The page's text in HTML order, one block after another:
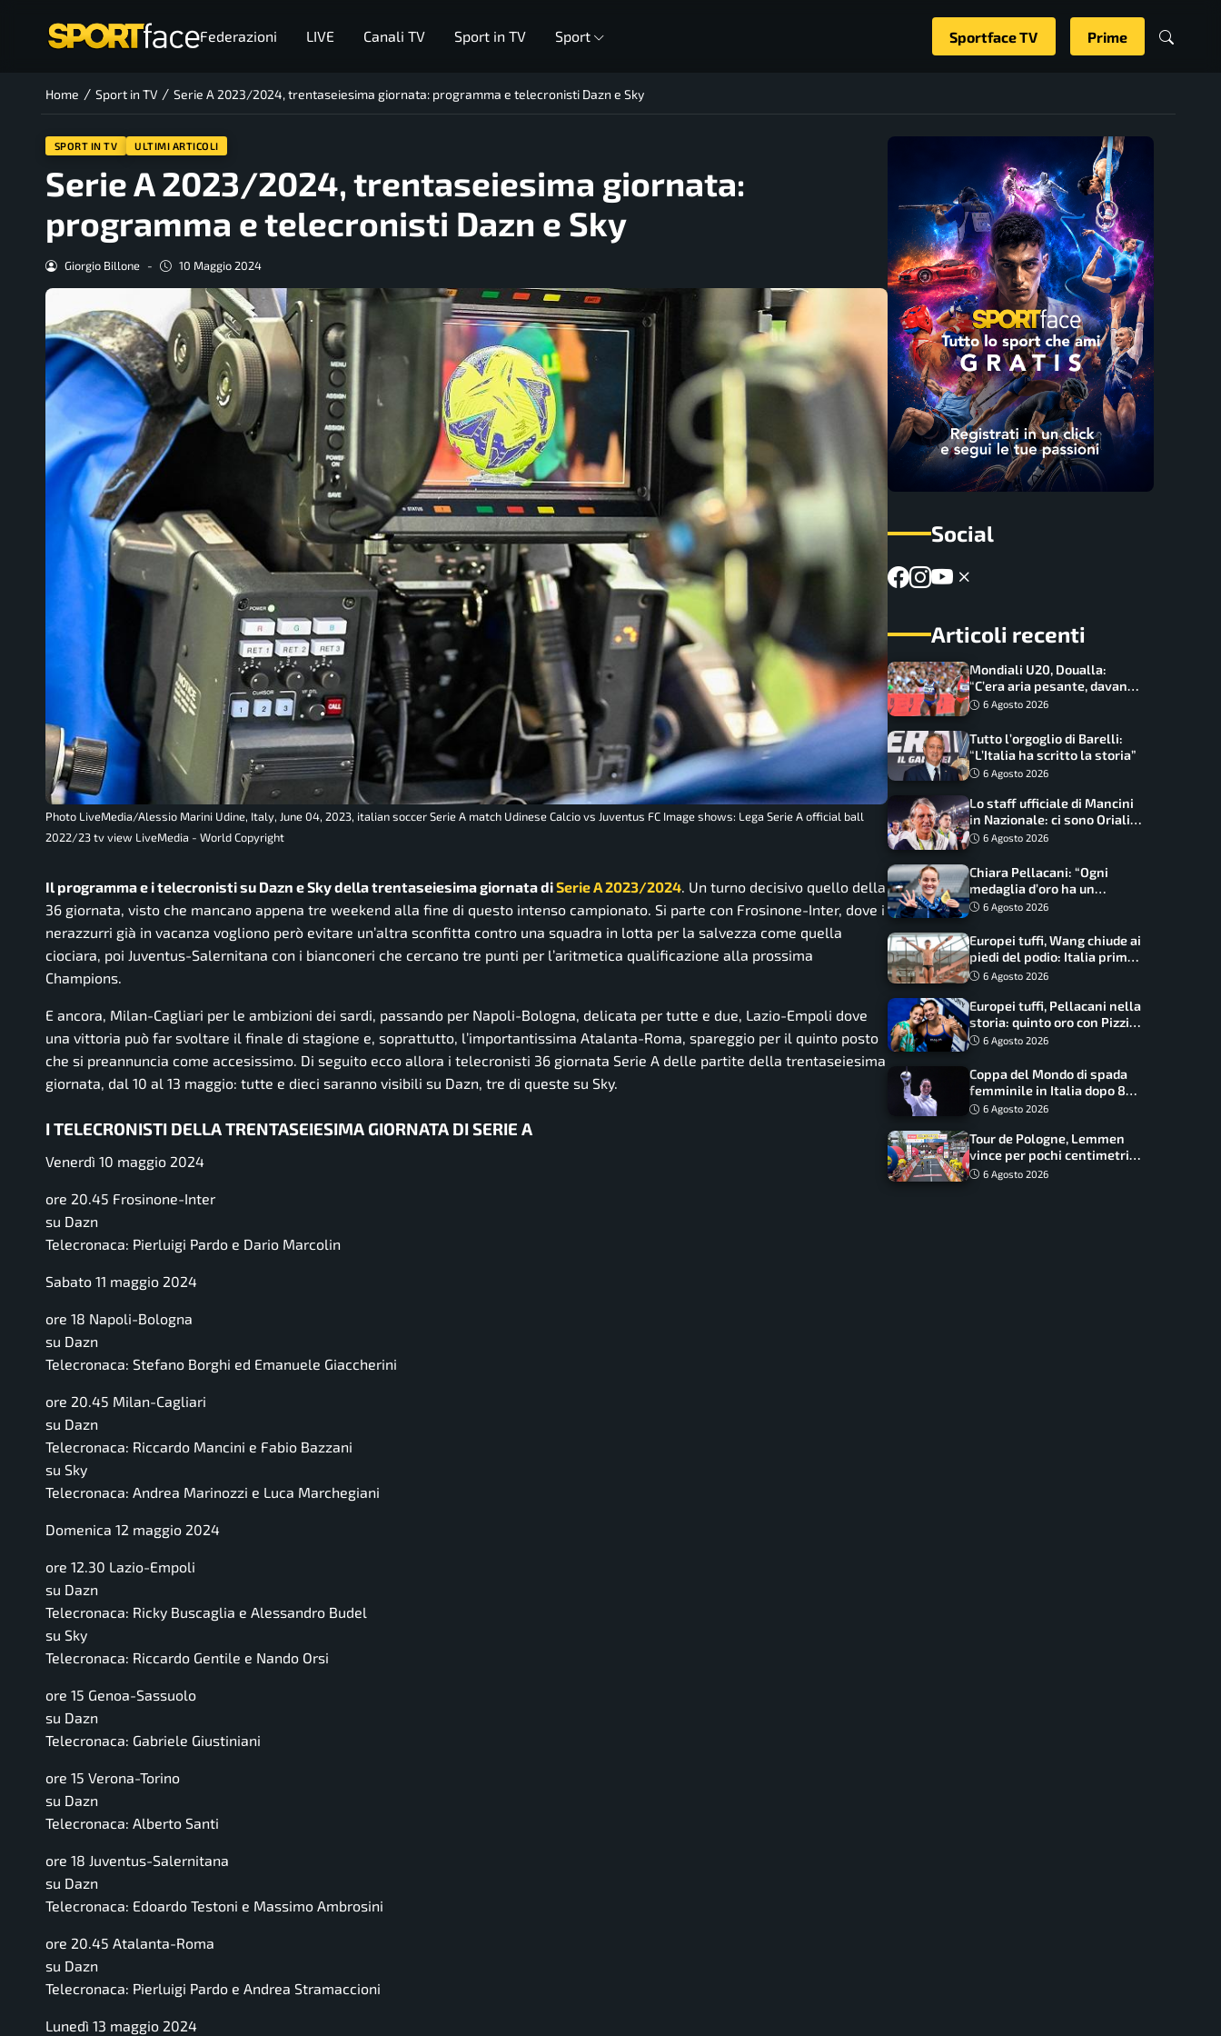
Federazioni LIVE Canali TV Sport in TV Sport Sportface TV Prime
Home / Sport in TV / Serie A 2023/2024, trentaseiesima giornata: programma e telecronisti Dazn e Sky
SPORT IN TV ULTIMI ARTICOLI
Serie A 2023/2024, trentaseiesima giornata:
programma e telecronisti Dazn e Sky
Giorgio Billone - 10 Maggio 2024
Photo LiveMedia/Alessio Marini Udine, Italy, June 04, 2023, italian soccer Serie A match Udinese Calcio vs Juventus FC Image shows: Lega Serie A official ball
2022/23 tv view LiveMedia - World Copyright
Il programma e i telecronisti su Dazn e Sky della trentaseiesima giornata diSerie A 2023/2024. Un turno decisivo quello della
36 giornata, visto che mancano appena tre weekend alla fine di questo intenso campionato. Si parte con Frosinone-Inter, dove i
nerazzurri già in vacanza vogliono però evitare un’altra sconfitta contro una squadra in lotta per la salvezza come quella
ciociara, poi Juventus-Salernitana con i bianconeri che cercano tre punti per l’aritmetica qualificazione alla prossima
Champions.
E ancora, Milan-Cagliari per le ambizioni dei sardi, passando per Napoli-Bologna, delicata per tutte e due, Lazio-Empoli dove
una vittoria può far svoltare il finale di stagione e, soprattutto, l’importantissima Atalanta-Roma, spareggio per il quinto posto
che si preannuncia come accesissimo. Di seguito ecco allora i telecronisti 36 giornata Serie A delle partite della trentaseiesima
giornata, dal 10 al 13 maggio: tutte e dieci saranno visibili su Dazn, tre di queste su Sky.
I TELECRONISTI DELLA TRENTASEIESIMA GIORNATA DI SERIE A
Venerdì 10 maggio 2024
ore 20.45 Frosinone-Inter
su Dazn
Telecronaca: Pierluigi Pardo e Dario Marcolin
Sabato 11 maggio 2024
ore 18 Napoli-Bologna
su Dazn
Telecronaca: Stefano Borghi ed Emanuele Giaccherini
ore 20.45 Milan-Cagliari
su Dazn
Telecronaca: Riccardo Mancini e Fabio Bazzani
su Sky
Telecronaca: Andrea Marinozzi e Luca Marchegiani
Domenica 12 maggio 2024
ore 12.30 Lazio-Empoli
su Dazn
Telecronaca: Ricky Buscaglia e Alessandro Budel
su Sky
Telecronaca: Riccardo Gentile e Nando Orsi
ore 15 Genoa-Sassuolo
su Dazn
Telecronaca: Gabriele Giustiniani
ore 15 Verona-Torino
su Dazn
Telecronaca: Alberto Santi
ore 18 Juventus-Salernitana
su Dazn
Telecronaca: Edoardo Testoni e Massimo Ambrosini
ore 20.45 Atalanta-Roma
su Dazn
Telecronaca: Pierluigi Pardo e Andrea Stramaccioni
Lunedì 13 maggio 2024
Social
Articoli recenti
Mondiali U20, Doualla:
“C’era aria pesante, davano
le mascherine! Finale? Non
6 Agosto 2026
Tutto l’orgoglio di Barelli:
“L’Italia ha scritto la storia”
6 Agosto 2026
Lo staff ufficiale di Mancini
in Nazionale: ci sono Oriali e
Bonucci, confermato un
6 Agosto 2026
Chiara Pellacani: “Ogni
medaglia d’oro ha un
significato diverso. Ho fatto
6 Agosto 2026
Europei tuffi, Wang chiude ai
piedi del podio: Italia prima
nel medagliere
6 Agosto 2026
Europei tuffi, Pellacani nella
storia: quinto oro con Pizzini
nel sincro da 3 metri
6 Agosto 2026
Coppa del Mondo di spada
femminile in Italia dopo 8
anni, Alberta Santuccio: “Il
frutti”
6 Agosto 2026
Tour de Pologne, Lemmen
vince per pochi centimetri
su Scaroni: maxi-caduta e
6 Agosto 2026